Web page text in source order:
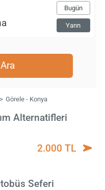
Bugün
Yarın
Görele - Konya
Alternatifleri
2.000 TL
Seferi